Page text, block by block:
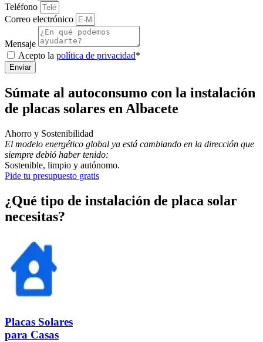
Teléfono
Correo electrónico
Mensaje
Acepto la política de privacidad*
Enviar
Súmate al autoconsumo con la instalación
de placas solares en Albacete
Ahorro y Sostenibilidad
El modelo energético global ya está cambiando en la dirección que
siempre debió haber tenido:
Sostenible, limpio y autónomo.
Pide tu presupuesto gratis
¿Qué tipo de instalación de placa solar
necesitas?
Placas Solares
para Casas